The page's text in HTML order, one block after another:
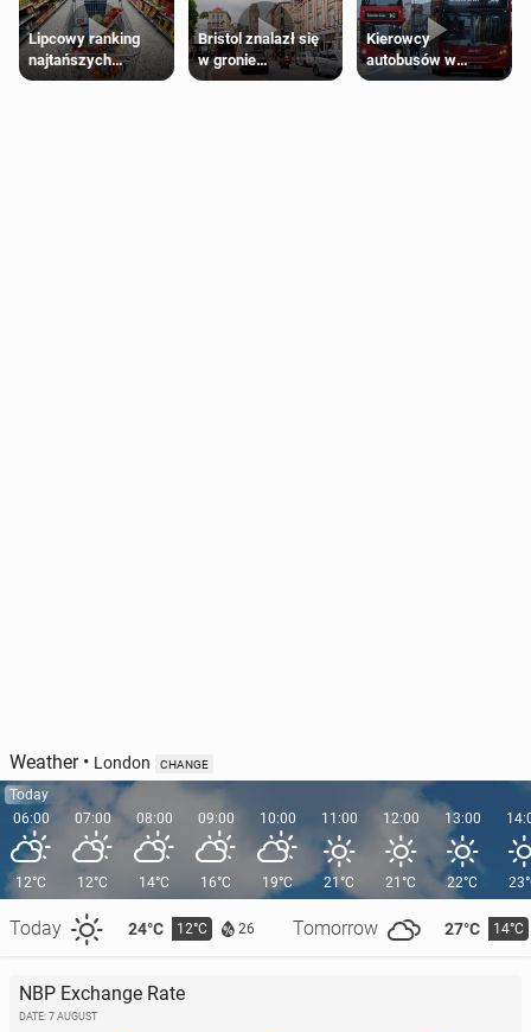
Lipcowy ranking
najtańszych
supermarketów
Bristol znalazł się
w gronie
najlepszych
Kierowcy
autobusów w
Londynie
Weather• London CHANGE
Today
06:00
12°C
Today 24°C 12°C 26 Tomorrow 27°C 14°C
07:00
12°C
08:00
14°C
09:00
16°C
10:00
19°C
11:00
21°C
12:00
21°C
13:00
22°C
NBP Exchange Rate
DATE: 7 AUGUST